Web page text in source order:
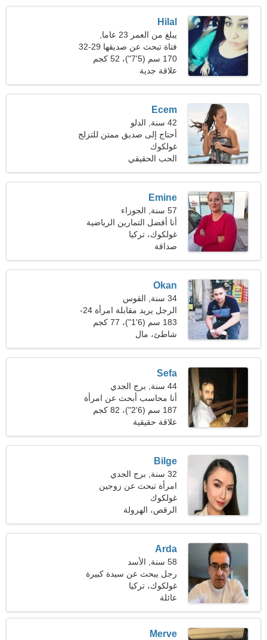
Hilal
يبلغ من العمر 23 عاما,
الميزان
فتاة تبحث عن صديقها 29-32
170 سم (5'7")، 52 كجم
(114 رطلا)
علاقة جدية
Ecem
42 سنة, الدلو
أحتاج إلى صديق ممتن للتزلج
غولكوك
الحب الحقيقي
Emine
57 سنة, الجوزاء
أنا أفضل التمارين الرياضية
والكرة الطائرة
غولكوك، تركيا
صداقة
Okan
34 سنة, القوس
الرجل يريد مقابلة امرأة 24-
30
183 سم (6'1")، 77 كجم
(169 رطلا)
شاطئ، مال
Sefa
44 سنة, برج الجدي
أنا محاسب أبحث عن امرأة
رائعة
187 سم (6'2")، 82 كجم
(180 رطلا)
علاقة حقيقية
Bilge
32 سنة, برج الجدي
امرأة تبحث عن زوجين
غولكوك
الرقص، الهرولة
Arda
58 سنة, الأسد
رجل يبحث عن سيدة كبيرة
غولكوك، تركيا
عائلة
Merve